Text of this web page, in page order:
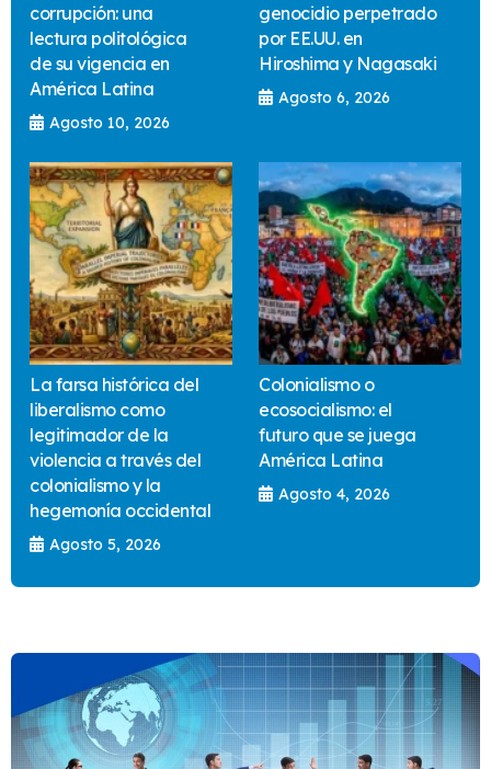
corrupción: una
lectura politológica
de su vigencia en
América Latina
Agosto 10, 2026
genocidio perpetrado
por EE.UU. en
Hiroshima y Nagasaki
Agosto 6, 2026
La farsa histórica del
liberalismo como
legitimador de la
violencia a través del
colonialismo y la
hegemonía occidental
Agosto 5, 2026
Colonialismo o
ecosocialismo: el
futuro que se juega
América Latina
Agosto 4, 2026